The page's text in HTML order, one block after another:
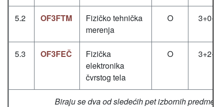
5.2 OF3FTM
Fizičko tehnička
merenja
O 3+0+2
5.3 OF3FEČ
Fizička
elektronika
čvrstog tela
O 3+2+0
Biraju se dva od sledećih pet izbornih predmeta